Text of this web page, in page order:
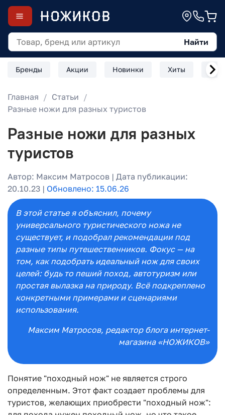
Найти
Бренды Акции Новинки Хиты
Главная
Статьи
Разные ножи для разных туристов
Разные ножи для разных
туристов
Автор: Максим Матросов | Дата публикации:
20.10.23 | Обновлено: 15.06.26
В этой статье я объяснил, почему
универсального туристического ножа не
существует, и подобрал рекомендации под
разные типы путешественников. Фокус — на
том, как подобрать идеальный нож для своих
целей: будь то пеший поход, автотуризм или
простая вылазка на природу. Всё подкреплено
конкретными примерами и сценариями
использования.
Максим Матросов, редактор блога интернет-
магазина «НОЖИКОВ»
Понятие "походный нож" не является строго
определенным. Этот факт создает проблемы для
туристов, желающих приобрести "походный нож":